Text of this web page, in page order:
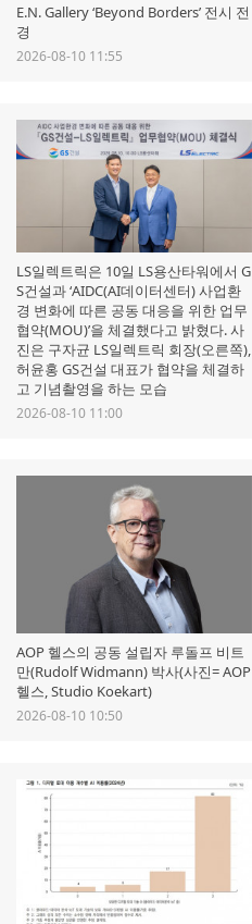
E.N. Gallery ‘Beyond Borders’ 전시 전
경
2026-08-10 11:55
LS일렉트릭은 10일 LS용산타워에서 G
S건설과 ‘AIDC(AI데이터센터) 사업환
경 변화에 따른 공동 대응을 위한 업무
협약(MOU)’을 체결했다고 밝혔다. 사
진은 구자균 LS일렉트릭 회장(오른쪽),
허윤홍 GS건설 대표가 협약을 체결하
고 기념촬영을 하는 모습
2026-08-10 11:00
AOP 헬스의 공동 설립자 루돌프 비트
만(Rudolf Widmann) 박사(사진= AOP
헬스, Studio Koekart)
2026-08-10 10:50